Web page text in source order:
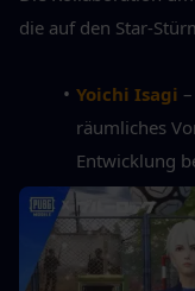
die auf den Star-
Yoichi Isagi
räumliches
Entwicklung